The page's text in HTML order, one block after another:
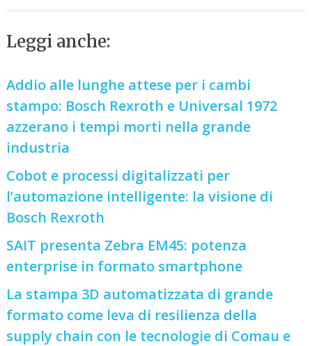
Leggi anche:
Addio alle lunghe attese per i cambi
stampo: Bosch Rexroth e Universal 1972
azzerano i tempi morti nella grande
industria
Cobot e processi digitalizzati per
l’automazione intelligente: la visione di
Bosch Rexroth
SAIT presenta Zebra EM45: potenza
enterprise in formato smartphone
La stampa 3D automatizzata di grande
formato come leva di resilienza della
supply chain con le tecnologie di Comau e